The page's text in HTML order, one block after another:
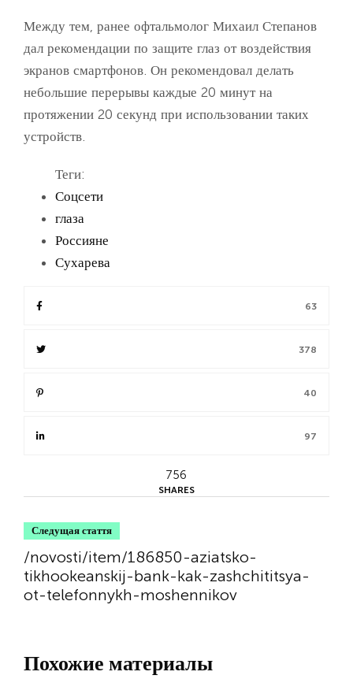
63
378
40
97
756
SHARES
Между тем, ранее офтальмолог Михаил Степанов
дал рекомендации по защите глаз от воздействия
экранов смартфонов. Он рекомендовал делать
небольшие перерывы каждые 20 минут на
протяжении 20 секунд при использовании таких
устройств.
Теги:
Соцсети
глаза
Россияне
Сухарева
Следущая стаття
/novosti/item/186850-aziatsko-
tikhookeanskij-bank-kak-zashchititsya-
ot-telefonnykh-moshennikov
Похожие материалы